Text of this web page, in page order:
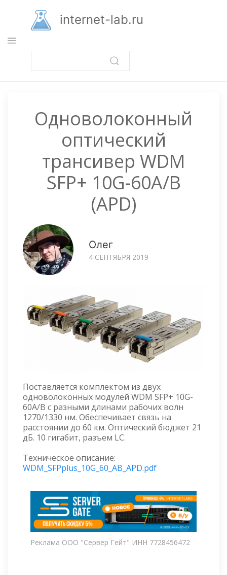
основному
содержанию
internet-lab.ru
Одноволоконный
оптический
трансивер WDM
SFP+ 10G-60A/B
(APD)
Олег
4 СЕНТЯБРЯ 2019
Поставляется комплектом из двух
одноволоконных модулей WDM SFP+ 10G-
60A/B с разными длинами рабочих волн
1270/1330 нм. Обеспечивает связь на
расстоянии до 60 км. Оптический бюджет 21
дБ. 10 гигабит, разъем LC.
Техническое описание:
WDM_SFPplus_10G_60_AB_APD.pdf
Реклама ООО "Сервер Гейт" ИНН 7728456472